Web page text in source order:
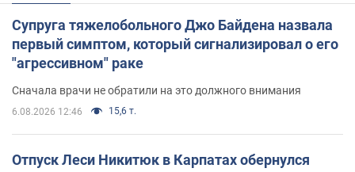
Супруга тяжелобольного Джо Байдена назвала
первый симптом, который сигнализировал о его
"агрессивном" раке
Сначала врачи не обратили на это должного внимания
6.08.2026 12:46 15,6 т.
Отпуск Леси Никитюк в Карпатах обернулся